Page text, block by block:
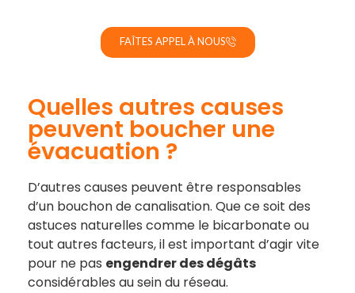
FAÎTES APPEL À NOUS
Quelles autres causes
peuvent boucher une
évacuation ?
D’autres causes peuvent être responsables
d’un bouchon de canalisation. Que ce soit des
astuces naturelles comme le bicarbonate ou
tout autres facteurs, il est important d’agir vite
pour ne pas engendrer des dégâts
considérables au sein du réseau.